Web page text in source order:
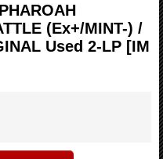
(Ex+/MINT-) /
Used 2-LP [IM